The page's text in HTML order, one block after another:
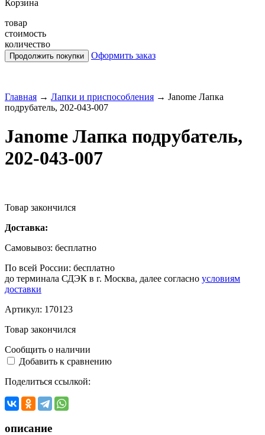
Корзина
товар
стоимость
количество
Оформить заказ
Главная → Лапки и приспособления → Janome Лапка
подрубатель, 202-043-007
Janome Лапка подрубатель,
202-043-007
Товар закончился
Доставка:
Самовывоз: бесплатно
По всей России: бесплатно
до терминала СДЭК в г. Москва, далее согласно условиям
доставки
Артикул: 170123
Товар закончился
Сообщить о наличии
Добавить к сравнению
Поделиться ссылкой:
описание